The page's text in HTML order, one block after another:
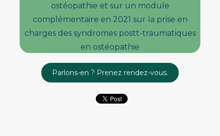
ostéopathie et sur un module
complémentaire en 2021 sur la prise en
charges des syndromes postt-traumatiques
en ostéopathie
Parlons-en ? Prenez rendez-vous.